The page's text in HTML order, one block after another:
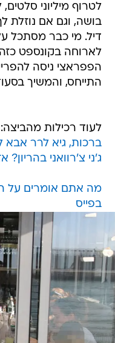
לטרוף מיליוני
בושה, וגם אם נוזלת
דיל. מי כבר מסתכל
לארוחה בקונספט
הפפראצי ניסה
התייחס, והמשיך
לעוד רכילות מהביצה:
ברכות, גיא לרר אבא
ג'ני צ'רוואני
מה אתם אומרים על
בפייס